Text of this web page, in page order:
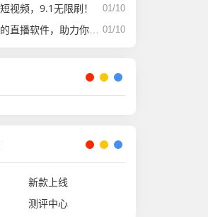
01/10
视频，9.1无限刷！
01/10
件，助力你的成品视频制作！
新款上线
测评中心